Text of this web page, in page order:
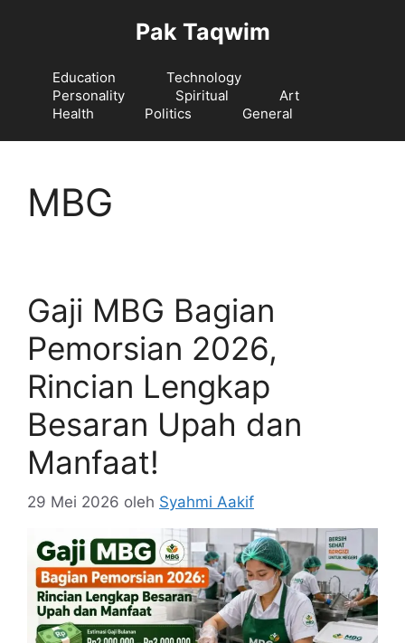
Pak Taqwim
Education
Technology
Personality
Spiritual
Art
Health
Politics General
MBG
Gaji MBG Bagian
Pemorsian 2026,
Rincian Lengkap
Besaran Upah dan
Manfaat!
29 Mei 2026 oleh Syahmi Aakif